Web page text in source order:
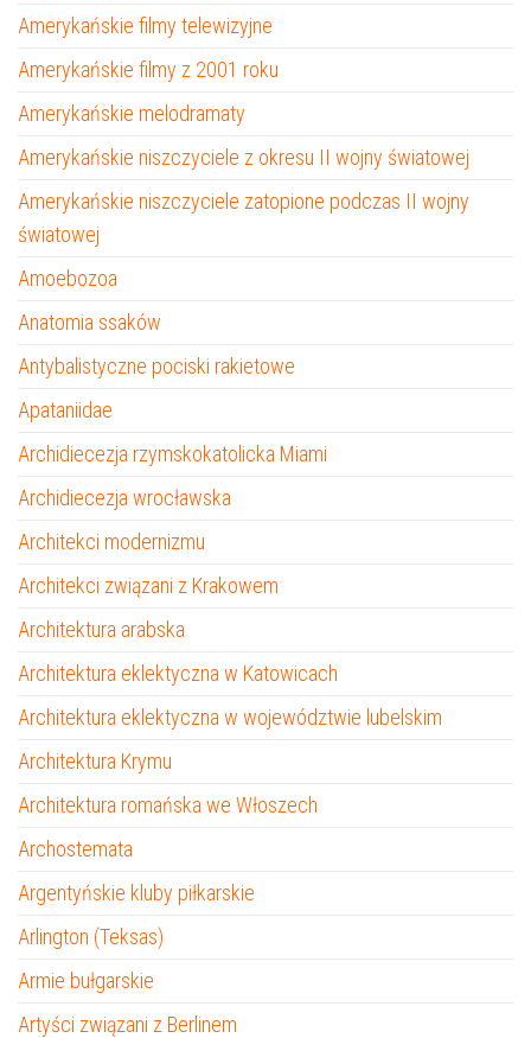
Amerykańskie filmy telewizyjne
Amerykańskie filmy z 2001 roku
Amerykańskie melodramaty
Amerykańskie niszczyciele z okresu II wojny światowej
Amerykańskie niszczyciele zatopione podczas II wojny
światowej
Amoebozoa
Anatomia ssaków
Antybalistyczne pociski rakietowe
Apataniidae
Archidiecezja rzymskokatolicka Miami
Archidiecezja wrocławska
Architekci modernizmu
Architekci związani z Krakowem
Architektura arabska
Architektura eklektyczna w Katowicach
Architektura eklektyczna w województwie lubelskim
Architektura Krymu
Architektura romańska we Włoszech
Archostemata
Argentyńskie kluby piłkarskie
Arlington (Teksas)
Armie bułgarskie
Artyści związani z Berlinem